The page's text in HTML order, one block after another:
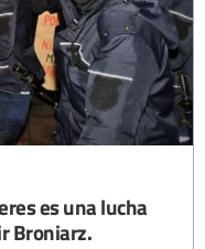
es una lucha
Broniarz.